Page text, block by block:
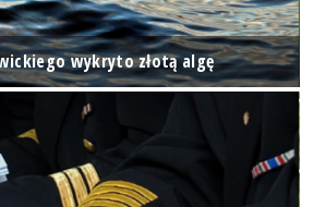
wykryto złotą algę